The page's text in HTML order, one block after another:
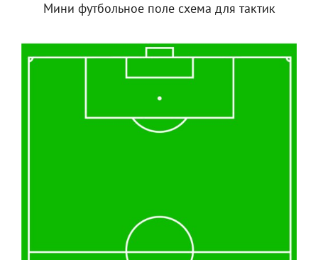
Мини футбольное поле схема для тактик